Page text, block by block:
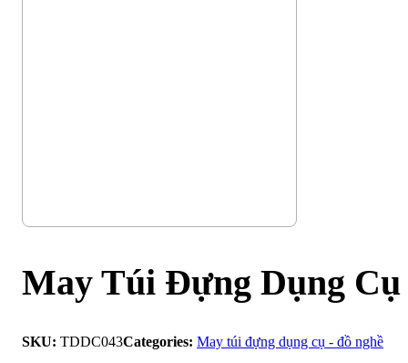
May Túi Đựng Dụng Cụ
SKU: TDDC043Categories: May túi đựng dụng cụ - đồ nghề